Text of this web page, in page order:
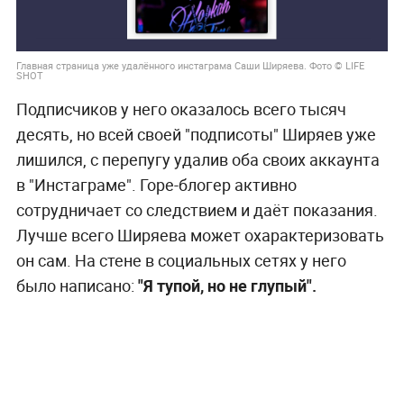
Главная страница уже удалённого инстаграма Саши Ширяева. Фото © LIFE
SHOT
Подписчиков у него оказалось всего тысяч
десять, но всей своей "подписоты" Ширяев уже
лишился, с перепугу удалив оба своих аккаунта
в "Инстаграме". Горе-блогер активно
сотрудничает со следствием и даёт показания.
Лучше всего Ширяева может охарактеризовать
он сам. На стене в социальных сетях у него
было написано: "Я тупой, но не глупый".